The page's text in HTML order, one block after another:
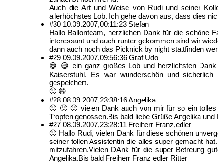
Auch die Art und Weise von Rudi und seiner
allerhöchstes Lob. Ich gehe davon aus, dass dies
#30 10.09.2007,00:11:23 Stefan
Hallo Ballonteam, herzlichen Dank für die schöne
interessant und auch runter gekommen sind wir
dann auch noch das Picknick by night stattfinden
#29 09.09.2007,09:56:36 Graf Udo
😄 😄 ein ganz großes Lob und herzlichsten
Kaiserstuhl. Es war wunderschön und
gespeichert.
🙂 😄
#28 08.09.2007,23:38:16Angelika
🙂 🙂 🙂 vielen Dank auch von mir für so ein tolles
Tropfen genossen.Bis bald liebe Grüße Angelika
#27 08.09.2007,23:28:11 Freiherr Franz,edler
🙂 Hallo Rudi, vielen Dank für diese schönen
seiner tollen Assistentin die alles super gemacht
mitzufahren.Vielen DAnk für die super Betreung
Angelika.Bis bald Freiherr Franz edler Ritter